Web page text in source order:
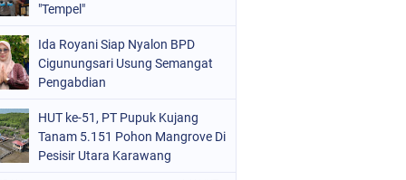
"Tempel"
Ida Royani Siap Nyalon BPD
Cigunungsari Usung Semangat
Pengabdian
HUT ke-51, PT Pupuk Kujang
Tanam 5.151 Pohon Mangrove Di
Pesisir Utara Karawang